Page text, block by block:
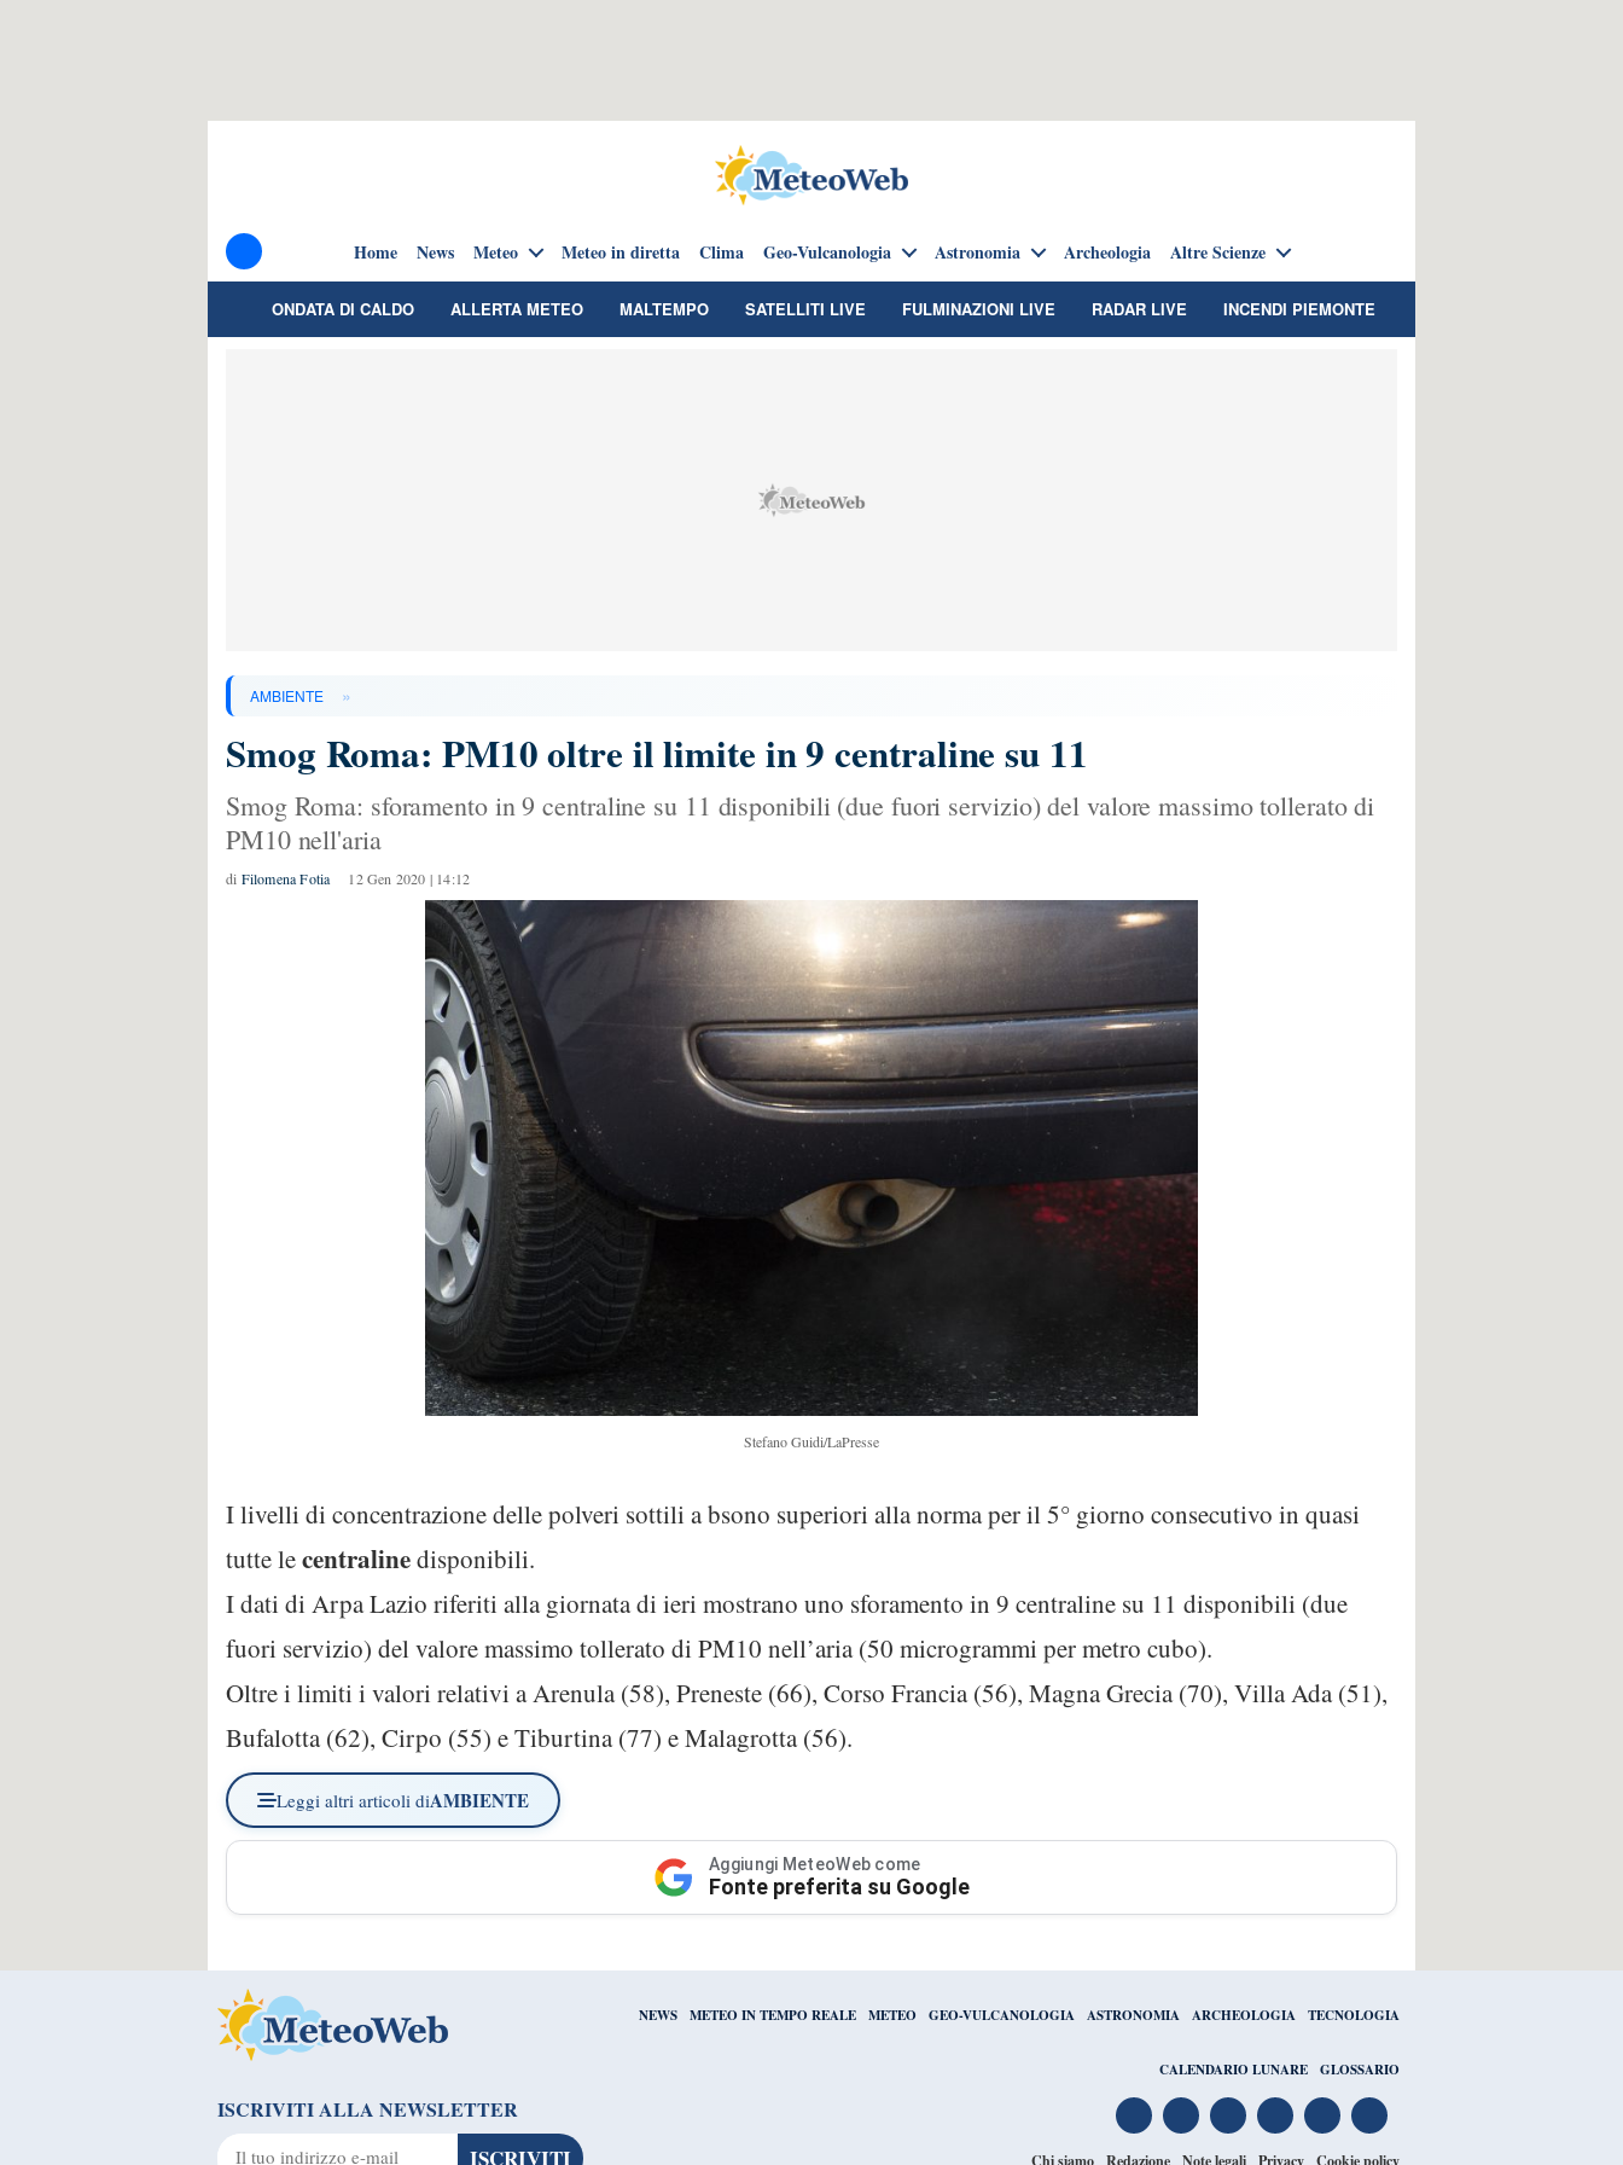
Home News Meteo Meteo in diretta Clima Geo-Vulcanologia Astronomia Archeologia Altre Scienze
ONDATA DI CALDO ALLERTA METEO MALTEMPO SATELLITI LIVE FULMINAZIONI LIVE RADAR LIVE INCENDI PIEMONTE
AMBIENTE »
Smog Roma: PM10 oltre il limite in 9 centraline su 11
Smog Roma: sforamento in 9 centraline su 11 disponibili (due fuori servizio) del valore massimo tollerato di
PM10 nell'aria
di Filomena Fotia 12 Gen 2020 | 14:12
Stefano Guidi/LaPresse
I livelli di concentrazione delle polveri sottili a bsono superiori alla norma per il 5° giorno consecutivo in quasi
tutte lecentralinedisponibili.
I dati di Arpa Lazio riferiti alla giornata di ieri mostrano uno sforamento in 9 centraline su 11 disponibili (due
fuori servizio) del valore massimo tollerato di PM10 nell’aria (50 microgrammi per metro cubo).
Oltre i limiti i valori relativi a Arenula (58), Preneste (66), Corso Francia (56), Magna Grecia (70), Villa Ada (51),
Bufalotta (62), Cirpo (55) e Tiburtina (77) e Malagrotta (56).
Leggi altri articoli diAMBIENTE
Aggiungi MeteoWeb come
Fonte preferita su Google
NEWS METEO IN TEMPO REALE METEO GEO-VULCANOLOGIA ASTRONOMIA ARCHEOLOGIA TECNOLOGIA
CALENDARIO LUNARE GLOSSARIO
ISCRIVITI ALLA NEWSLETTER
Chi siamo Redazione Note legali Privacy Cookie policy